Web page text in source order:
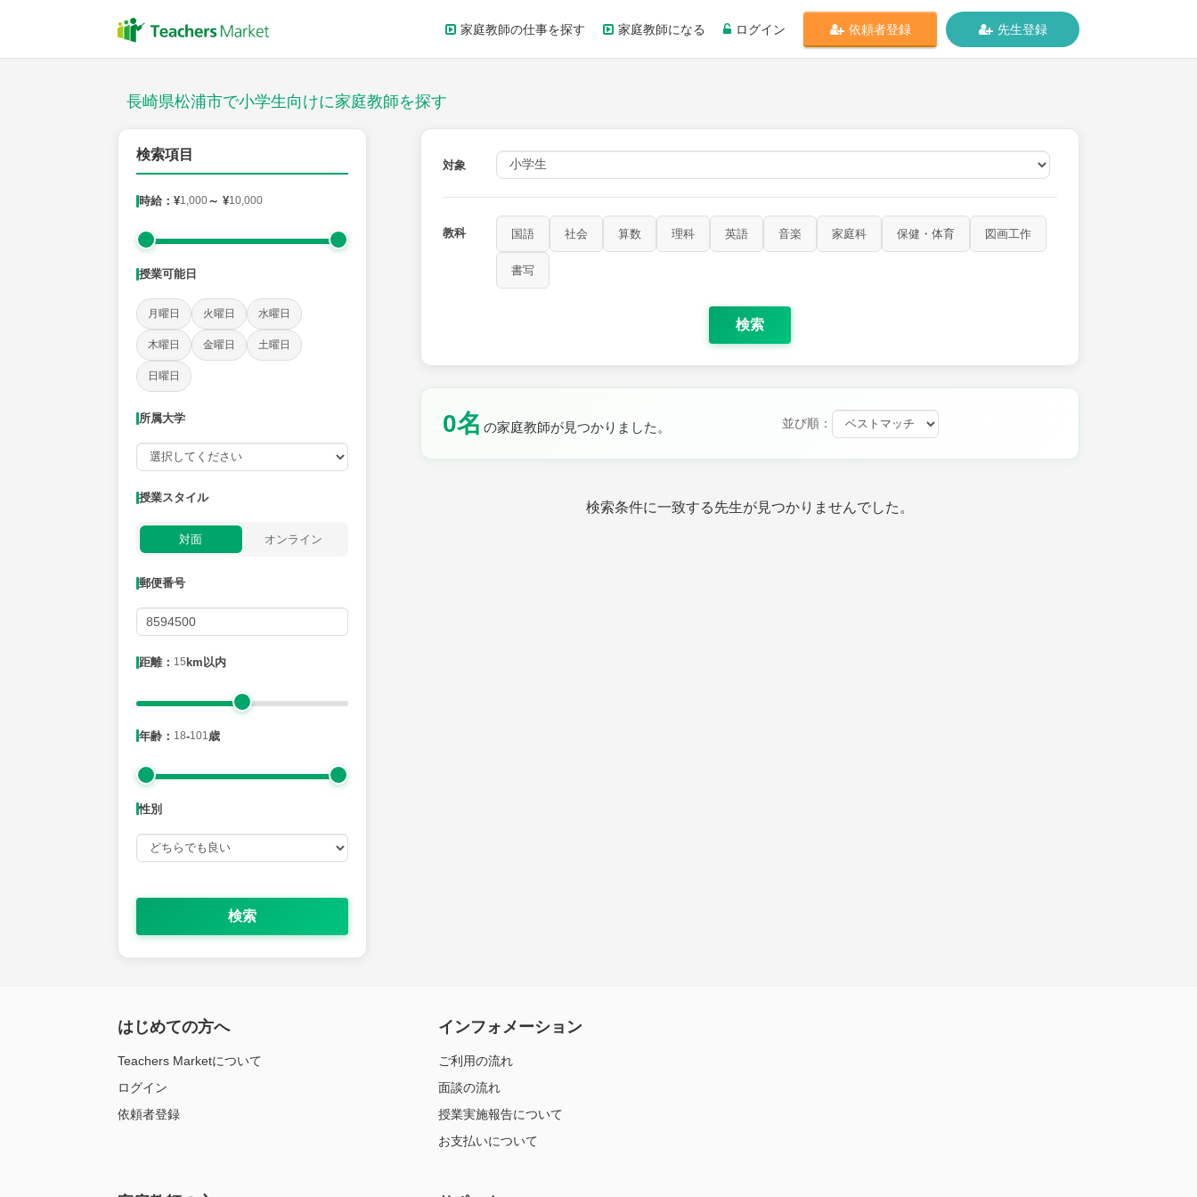
家庭教師の仕事を探す 家庭教師になる ログイン 依頼者登録 先生登録
長崎県松浦市で小学生向けに家庭教師を探す
検索項目
時給：¥1,000～ ¥10,000
授業可能日
月曜日 火曜日 水曜日
木曜日 金曜日 土曜日
日曜日
所属大学
授業スタイル
対面 オンライン
郵便番号
距離： 15 km以内
年齢： 18-101 歳
性別
検索
対象
教科 国語 社会 算数 理科 英語 音楽 家庭科 保健・体育 図画工作
書写
検索
0名 の家庭教師が見つかりました。 並び順：
検索条件に一致する先生が見つかりませんでした。
授業スタイル
社会 算数 理科
時給：¥1,000 ～ ¥10,000
授業可能日
月曜日 火曜日
距離：15km以内
年齢：18-101歳
はじめての方へ
Teachers Marketについて
ログイン
依頼者登録
インフォメーション
ご利用の流れ
面談の流れ
授業実施報告について
お支払いについて